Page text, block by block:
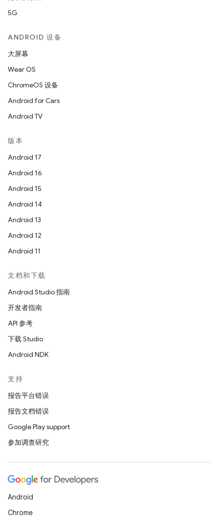
5G
ANDROID 设备
大屏幕
Wear OS
ChromeOS 设备
Android for Cars
Android TV
版本
Android 17
Android 16
Android 15
Android 14
Android 13
Android 12
Android 11
文档和下载
Android Studio 指南
开发者指南
API 参考
下载 Studio
Android NDK
支持
报告平台错误
报告文档错误
Google Play support
参加调查研究
Android
Chrome